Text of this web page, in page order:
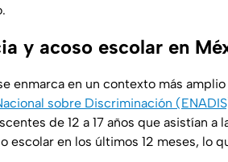
y acoso escolar en
enmarca en un contexto más
sobre Discriminación
de 12 a 17 años que asistían a
escolar en los últimos 12 meses, lo